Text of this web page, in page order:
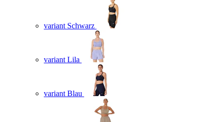
variant Schwarz
variant Lila
variant Blau